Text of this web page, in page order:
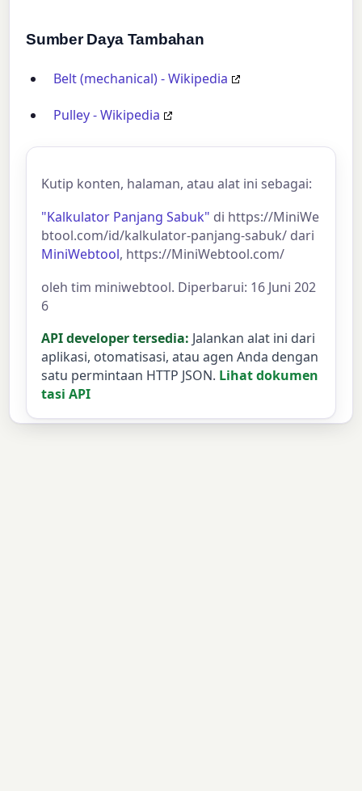
Sumber Daya Tambahan
Belt (mechanical) - Wikipedia
Pulley - Wikipedia
Kutip konten, halaman, atau alat ini sebagai:
"Kalkulator Panjang Sabuk" di https://MiniWe
btool.com/id/kalkulator-panjang-sabuk/ dari
MiniWebtool, https://MiniWebtool.com/
oleh tim miniwebtool. Diperbarui: 16 Juni 202
6
API developer tersedia: Jalankan alat ini dari
aplikasi, otomatisasi, atau agen Anda dengan
satu permintaan HTTP JSON. Lihat dokumen
tasi API